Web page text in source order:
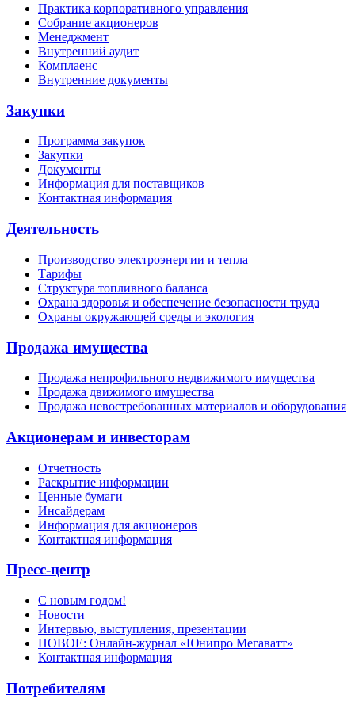
Практика корпоративного управления
Собрание акционеров
Менеджмент
Внутренний аудит
Комплаенс
Внутренние документы
Закупки
Программа закупок
Закупки
Документы
Информация для поставщиков
Контактная информация
Деятельность
Производство электроэнергии и тепла
Тарифы
Структура топливного баланса
Охрана здоровья и обеспечение безопасности труда
Охраны окружающей среды и экология
Продажа имущества
Продажа непрофильного недвижимого имущества
Продажа движимого имущества
Продажа невостребованных материалов и оборудования
Акционерам и инвесторам
Отчетность
Раскрытие информации
Ценные бумаги
Инсайдерам
Информация для акционеров
Контактная информация
Пресс-центр
С новым годом!
Новости
Интервью, выступления, презентации
НОВОЕ: Онлайн-журнал «Юнипро Мегаватт»
Контактная информация
Потребителям